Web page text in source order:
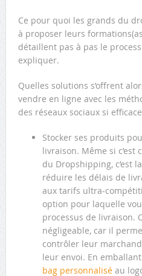
Ce pour quoi les grands du
à proposer leurs
détaillent pas à pas le
expliquer.
Quelles solutions s’offrent
vendre en ligne avec les
des réseaux sociaux si
Stocker ses produits
livraison. Même si c’est
du Dropshipping, c’est
réduire les délais de
aux tarifs ultra-
option pour laquelle
processus de livraison.
négligeable, car il
contrôler leur
leur envoi. En
bag personnaliséau